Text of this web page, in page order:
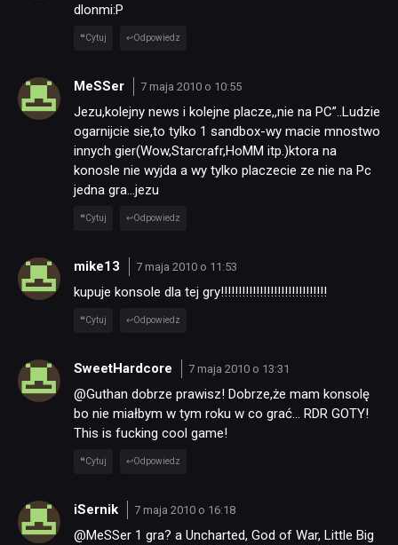
dlonmi:P
Cytuj Odpowiedz
MeSSer 7 maja 2010 o 10:55
Jezu,kolejny news i kolejne placze,,nie na PC”..Ludzie
ogarnijcie sie,to tylko 1 sandbox-wy macie mnostwo
innych gier(Wow,Starcrafr,HoMM itp.)ktora na
konosle nie wyjda a wy tylko placzecie ze nie na Pc
jedna gra…jezu
Cytuj Odpowiedz
mike13 7 maja 2010 o 11:53
kupuje konsole dla tej gry!!!!!!!!!!!!!!!!!!!!!!!!!!!!!!
Cytuj Odpowiedz
SweetHardcore 7 maja 2010 o 13:31
@Guthan dobrze prawisz! Dobrze,że mam konsolę
bo nie miałbym w tym roku w co grać… RDR GOTY!
This is fucking cool game!
Cytuj Odpowiedz
iSernik 7 maja 2010 o 16:18
@MeSSer 1 gra? a Uncharted, God of War, Little Big